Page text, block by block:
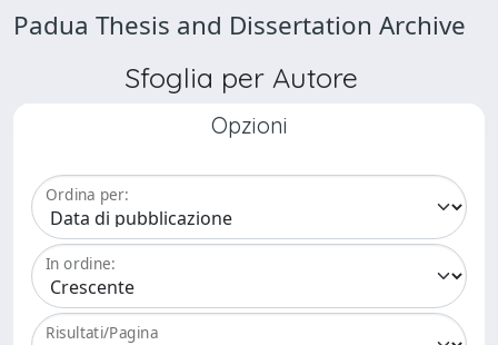
Padua Thesis and Dissertation Archive
Sfoglia per Autore
Opzioni
Ordina per:
In ordine:
Risultati/Pagina